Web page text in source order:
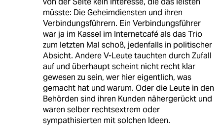
müsste: Die Geheimdiensten und ihren
Verbindungsführern. Ein Verbindungsführer
war ja im Kassel im Internetcafé als das Trio
zum letzten Mal schoß, jedenfalls in politischer
Absicht. Andere V-Leute tauchten durch Zufall
auf und überhaupt scheint nicht recht klar
gewesen zu sein, wer hier eigentlich, was
gemacht hat und warum. Oder die Leute in den
Behörden sind ihren Kunden nähergerückt und
waren selber rechtsextrem oder
sympathisierten mit solchen Ideen.